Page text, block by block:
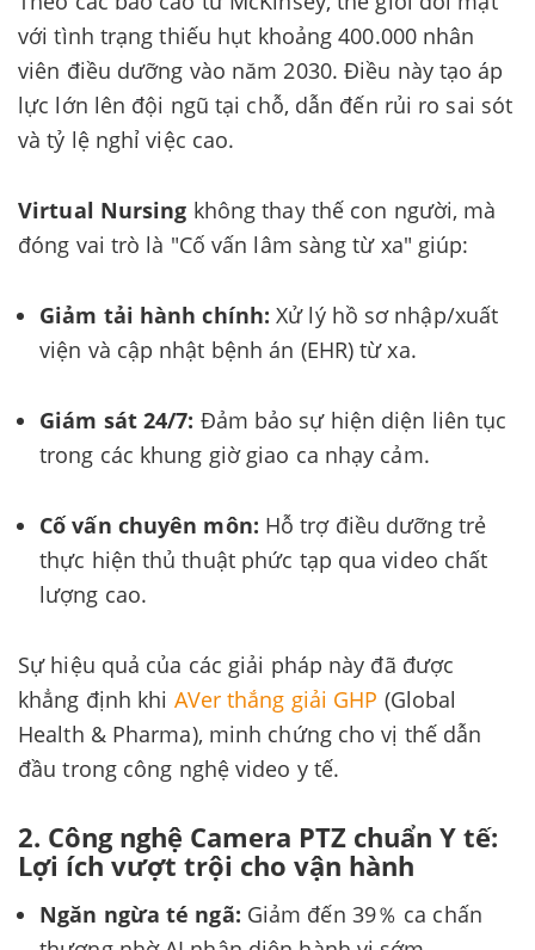
với tình trạng thiếu hụt khoảng 400.000 nhân
viên điều dưỡng vào năm 2030. Điều này tạo áp
lực lớn lên đội ngũ tại chỗ, dẫn đến rủi ro sai sót
và tỷ lệ nghỉ việc cao.
Virtual Nursing không thay thế con người, mà
đóng vai trò là "Cố vấn lâm sàng từ xa" giúp:
Giảm tải hành chính: Xử lý hồ sơ nhập/xuất
viện và cập nhật bệnh án (EHR) từ xa.
Giám sát 24/7: Đảm bảo sự hiện diện liên tục
trong các khung giờ giao ca nhạy cảm.
Cố vấn chuyên môn: Hỗ trợ điều dưỡng trẻ
thực hiện thủ thuật phức tạp qua video chất
lượng cao.
Sự hiệu quả của các giải pháp này đã được
khẳng định khi AVer thắng giải GHP (Global
Health & Pharma), minh chứng cho vị thế dẫn
đầu trong công nghệ video y tế.
2. Công nghệ Camera PTZ chuẩn Y tế:
Lợi ích vượt trội cho vận hành
Ngăn ngừa té ngã: Giảm đến 39％ ca chấn